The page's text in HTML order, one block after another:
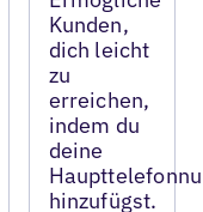
Kunden,
dich leicht
zu
erreichen,
indem du
deine
hinzufügst.